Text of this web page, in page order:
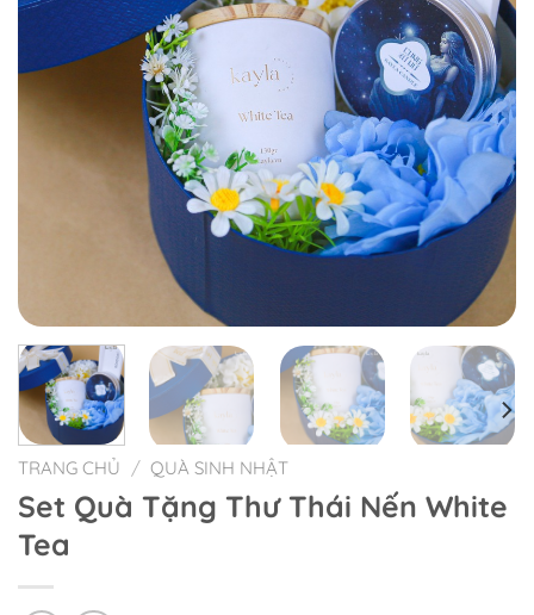
TRANG CHỦ / QUÀ SINH NHẬT
Set Quà Tặng Thư Thái Nến White
Tea